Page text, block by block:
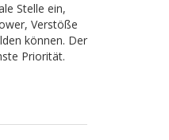
Stelle ein,
Verstöße
können. Der
Priorität.